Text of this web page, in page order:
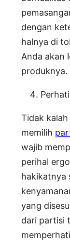
dengan
halnya di
Anda akan
produknya.
Tidak
memilih
wajib
perihal
hakikatnya
yang
dari partisi